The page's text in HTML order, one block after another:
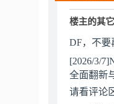
楼主的其
DF，不要
[2026/3/
全面翻新
请看评论